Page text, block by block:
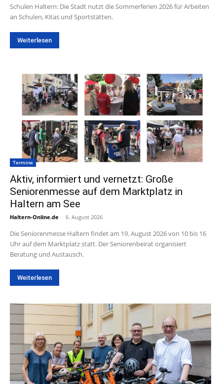
Schulen Haltern: Die Stadt nutzt die Sommerferien 2026 für Arbeiten
an Schulen, Kitas und Sportstätten.
Weiterlesen
Termine
Aktiv, informiert und vernetzt: Große
Seniorenmesse auf dem Marktplatz in
Haltern am See
Haltern-Online.de - 6. August 2026
Die Seniorenmesse Haltern findet am 19. August 2026 von 10 bis 16
Uhr auf dem Marktplatz statt. Der Seniorenbeirat organisiert
Beratung und Austausch.
Weiterlesen